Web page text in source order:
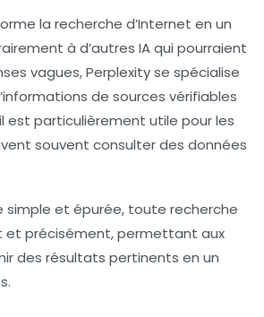
la recherche d’Internet en un
à d’autres IA qui pourraient
vagues, Perplexity se spécialise
de sources vérifiables
est particulièrement utile pour les
souvent consulter des données
simple et épurée, toute recherche
et précisément, permettant aux
des résultats pertinents en un